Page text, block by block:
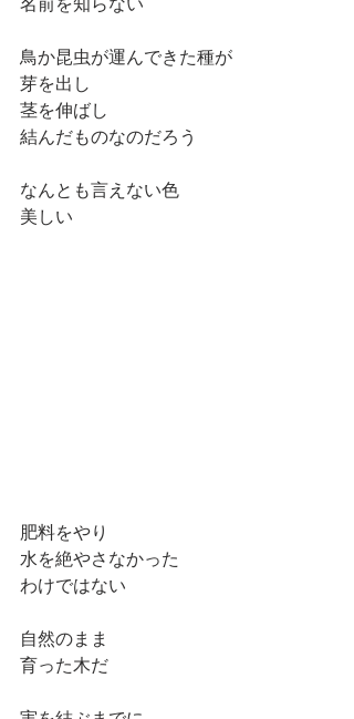
鳥か昆虫が運んできた種が
芽を出し
茎を伸ばし
結んだものなのだろう
なんとも言えない色
美しい
肥料をやり
水を絶やさなかった
わけではない
自然のまま
育った木だ